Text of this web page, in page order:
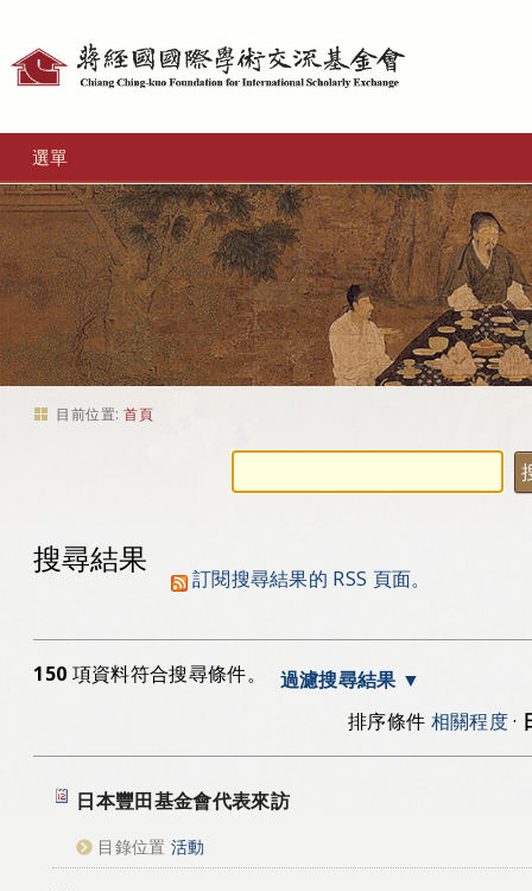
選單
目前位置: 首頁
搜尋結果
訂閱搜尋結果的 RSS 頁面。
150 項資料符合搜尋條件。
過濾搜尋結果
排序條件 相關程度·
日本豐田基金會代表來訪
目錄位置 活動